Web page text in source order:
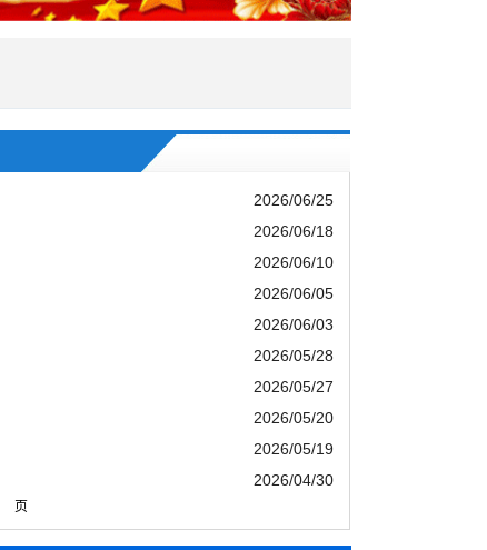
2026/06/25
2026/06/18
2026/06/10
2026/06/05
2026/06/03
2026/05/28
2026/05/27
2026/05/20
2026/05/19
2026/04/30
页